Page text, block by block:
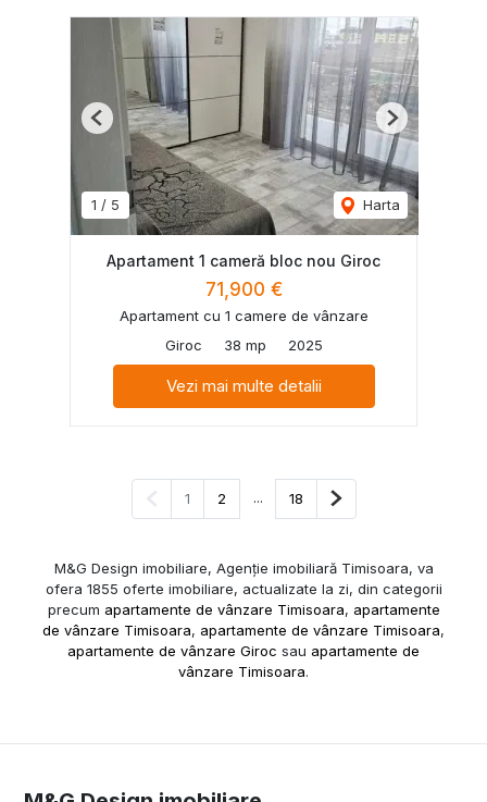
1 / 5 Harta
Previous Next
Apartament 1 cameră bloc nou Giroc
71,900 €
Apartament cu 1 camere de vânzare
Giroc
38 mp 2025
Vezi mai multe detalii
Pagina anterioară
1 2 ... 18 Pagina următoare
M&G Design imobiliare, Agenție imobiliară Timisoara, va
ofera 1855 oferte imobiliare, actualizate la zi, din categorii
precum apartamente de vânzare Timisoara, apartamente
de vânzare Timisoara, apartamente de vânzare Timisoara,
apartamente de vânzare Giroc sau apartamente de
vânzare Timisoara.